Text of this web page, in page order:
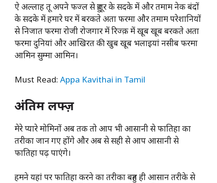
ऐ अल्लाह तू अपने फज्ल से हुजूर के सदके में और तमाम नेक बंदों
के सदके में हमारे घर में बरकते अता फरमा और तमाम परेशानियों
से निजात फरमा रोजी रोजगार में रिज्क़ में खूब खूब बरकते अता
फरमा दुनियां और आखिरत की खुब खूब भलाइयां नसीब फरमा
आमिन सुम्मा आमिन।
Must Read: Appa Kavithai in Tamil
अंतिम लफ्ज़
मेरे प्यारे मोमिनों अब तक तो आप भी आसानी से फातिहा का
तरीका जान गए होंगे और अब से सही से आप आसानी से
फातिहा पढ़ पाएंगे।
हमने यहां पर फातिहा करने का तरीका बहुत ही आसान तरीके से